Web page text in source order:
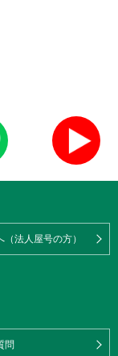
法人屋号の方）
問